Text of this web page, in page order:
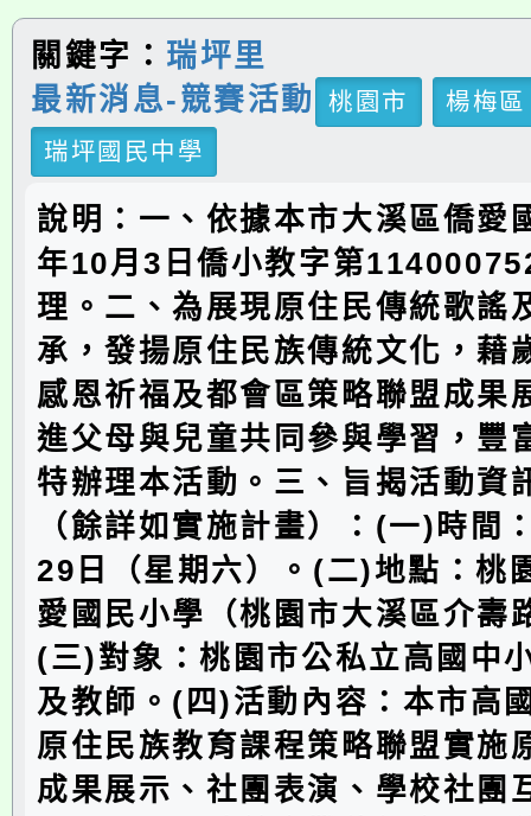
關鍵字： 瑞坪里
最新消息-競賽活動
桃園市
楊梅區
瑞坪國民中學
說明：一、依據本市大溪區僑愛
年10月3日僑小教字第
理。二、為展現原住民傳統歌謠
承，發揚原住民族傳統文化，藉
感恩祈福及都會區策略聯盟成果
進父母與兒童共同參與學習，豐
特辦理本活動。三、旨揭活動資
（餘詳如實施計畫）：(一)時間
29日（星期六）。(二)地點：桃
愛國民小學（桃園市大溪區介壽
(三)對象：桃園市公私立高國中
及教師。(四)活動內容：本市高
原住民族教育課程策略聯盟實施
成果展示、社團表演、學校社團